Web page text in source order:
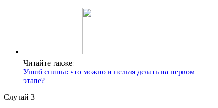
Читайте также:
Ушиб спины: что можно и нельзя делать на первом
этапе?
Случай 3